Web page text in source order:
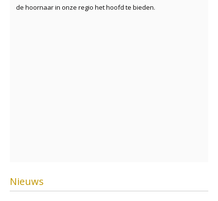
de hoornaar in onze regio het hoofd te bieden.
Nieuws